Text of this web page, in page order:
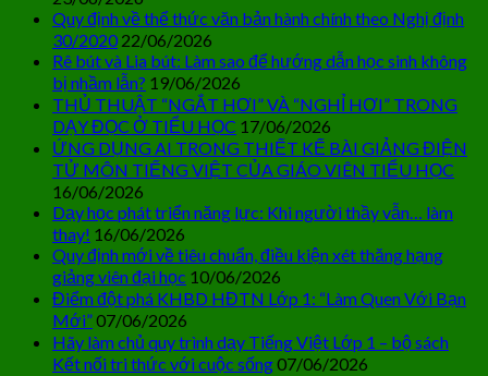
Quy định về thể thức văn bản hành chính theo Nghị định
30/2020 22/06/2026
Rê bút và Lia bút: Làm sao để hướng dẫn học sinh không
bị nhầm lẫn? 19/06/2026
THỦ THUẬT “NGẮT HƠI” VÀ “NGHỈ HƠI” TRONG
DẠY ĐỌC Ở TIỂU HỌC 17/06/2026
ỨNG DỤNG AI TRONG THIẾT KẾ BÀI GIẢNG ĐIỆN
TỬ MÔN TIẾNG VIỆT CỦA GIÁO VIÊN TIỂU HỌC
16/06/2026
Dạy học phát triển năng lực: Khi người thầy vẫn… làm
thay! 16/06/2026
Quy định mới về tiêu chuẩn, điều kiện xét thăng hạng
giảng viên đại học 10/06/2026
Điểm đột phá KHBD HĐTN Lớp 1: “Làm Quen Với Bạn
Mới”07/06/2026
Hãy làm chủ quy trình dạy Tiếng Việt Lớp 1 – bộ sách
Kết nối tri thức với cuộc sống07/06/2026